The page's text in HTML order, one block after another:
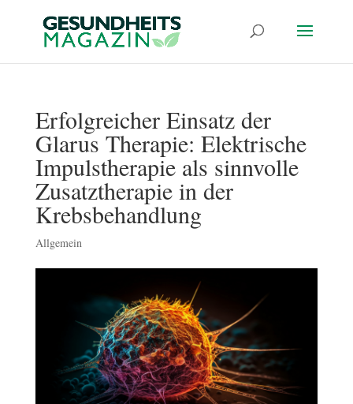
Erfolgreicher Einsatz der
Glarus Therapie: Elektrische
Impulstherapie als sinnvolle
Zusatztherapie in der
Krebsbehandlung
Allgemein